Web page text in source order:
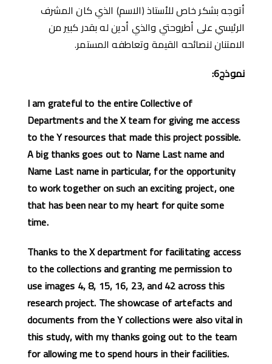
أتوجه بشكر خاص للأستاذ (الاسم) الذي كان المشرف
الرئيسي على أطروحتي والذي أدين له بقدر كبير من
الامتنان لنصائحه القيمة وتعاطفه المستمر.
نموذج6:
I am grateful to the entire Collective of
Departments and the X teamfor giving me access
to the Y resources that made this project possible.
A big thanks goes out to Name Last name and
Name Last name in particular, for the opportunity
to work together on such an exciting project, one
that has been near to my heart for quite some
time.
Thanks to the X department for facilitating access
to the collections and granting me permission to
use images 4, 8, 15, 16, 23, and 42 across this
research project. The showcase of artefacts and
documents from the Y collections were also vital in
this study, with my thanks going out to the team
for allowing me to spend hours in their facilities.